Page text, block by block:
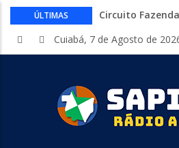
ÚLTIMAS
Circuito
atividades do
sexta-feira
Começa nesta
Mato Grosso
Cuiabá, 7 de Agosto de